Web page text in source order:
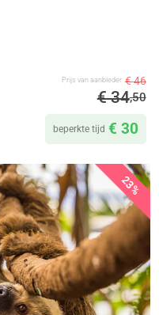
Prijs van aanbieder € 46
€ 34,50
beperkte tijd € 30
23%